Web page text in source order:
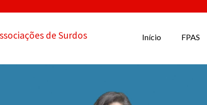
de Surdos Início FPAS